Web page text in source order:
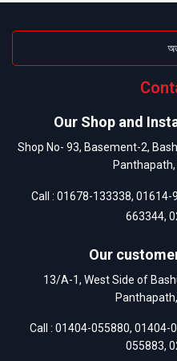
Our Shop and
Shop No- 93, Basement-2,
Call : 01678-133338, 01614-
663344,
Our
13/A-1, West Side of
Call : 01404-055880, 01404-
055883,